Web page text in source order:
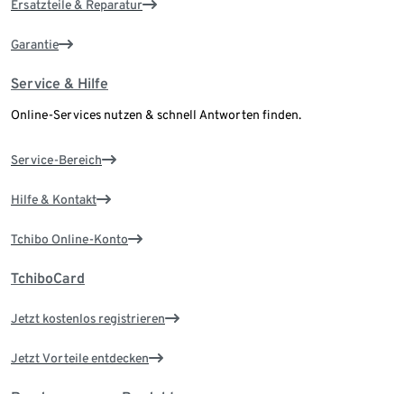
Ersatzteile & Reparatur
Garantie
Service & Hilfe
Online-Services nutzen & schnell Antworten finden.
Service-Bereich
Hilfe & Kontakt
Tchibo Online-Konto
TchiboCard
Jetzt kostenlos registrieren
Jetzt Vorteile entdecken